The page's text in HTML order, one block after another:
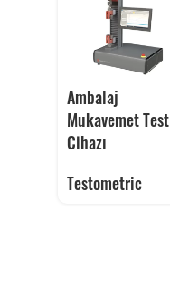
Ambalaj
Mukavemet Test
Cihazı
Testometric